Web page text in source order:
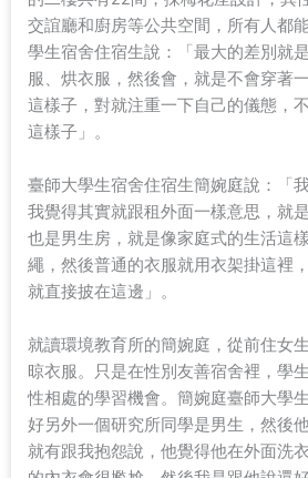
交誼廳和廚房等公共空間，所有人都
學生宿舍住宿生說：「最大的差別就
服、烘衣服，然後會，就是不會穿著
這樣子，對就注重一下自己的儀態，
這樣子」。
臺師大學生宿舍住宿生簡婉庭說：「
我覺得其實就跟租外面一樣意思，就
也是男生房，就是像家庭式的生活這
繩，然後普通的衣服就用衣架掛這裡
就直接披在這邊」。
就讀環境教育所的簡婉庭，從前住女
晾衣服。只是在性別友善宿舍裡，學
性相處的學習機會。簡婉庭臺師大學
好另外一個研究所同學是男生，然後
就有跟我抱怨說，他覺得他在外面洗